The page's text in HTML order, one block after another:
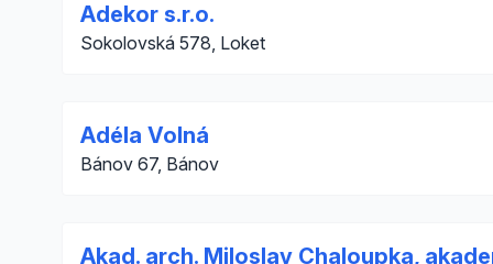
Adekor s.r.o.
Sokolovská 578, Loket
Adéla Volná
Bánov 67, Bánov
Akad. arch. Miloslav Chaloupka,